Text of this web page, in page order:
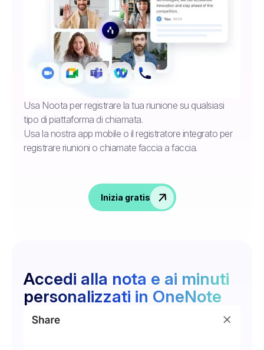
Usa Noota per registrare la tua riunione su qualsiasi
tipo di piattaforma di chiamata.
Usa la nostra app mobile o il registratore integrato per
registrare riunioni o chiamate faccia a faccia.
Inizia gratis
Accedi alla nota e ai minuti
personalizzati in OneNote